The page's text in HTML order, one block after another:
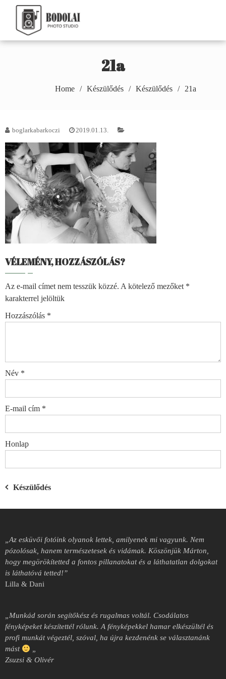
content
Photography
21a
Home Készülődés Készülődés 21a
boglarkabarkoczi 2019.01.13.
VÉLEMÉNY, HOZZÁSZÓLÁS?
Az e-mail címet nem tesszük közzé. A kötelező mezőket *
karakterrel jelöltük
Hozzászólás *
Név *
E-mail cím *
Honlap
Bejegyzés
navigáció
Készülődés
„Az esküvői fotóink olyanok lettek, amilyenek mi vagyunk. Nem
pózolósak, hanem természetesek és vidámak. Köszönjük Márton,
hogy megörökítetted a fontos pillanatokat és a láthatatlan dolgokat
is láthatóvá tetted!”
Lilla & Dani
„Munkád során segítőkész és rugalmas voltál. Csodálatos
fényképeket készítettél rólunk. A fényképekkel hamar elkészültél és
profi munkát végeztél, szóval, ha újra kezdenénk se választanánk
mást
Zsuzsi & Olivér